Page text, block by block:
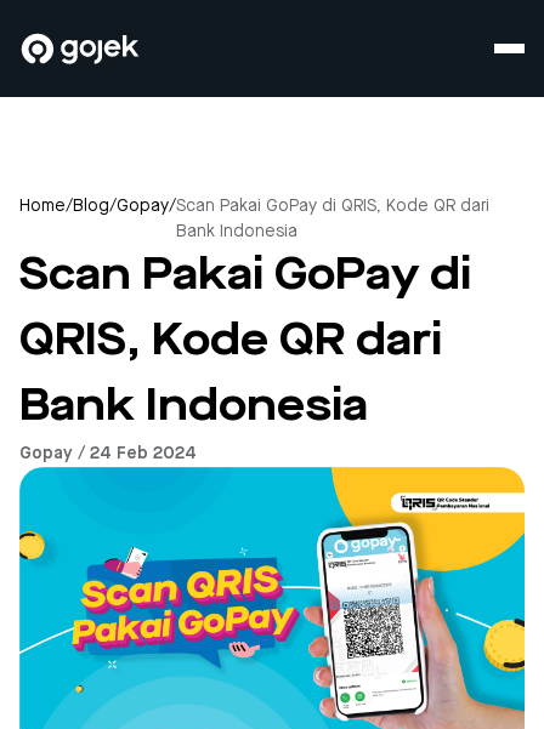
Home/Blog/Gopay/Scan Pakai GoPay di QRIS, Kode QR dari
Bank Indonesia
Scan Pakai GoPay di
QRIS, Kode QR dari
Bank Indonesia
Gopay / 24 Feb 2024